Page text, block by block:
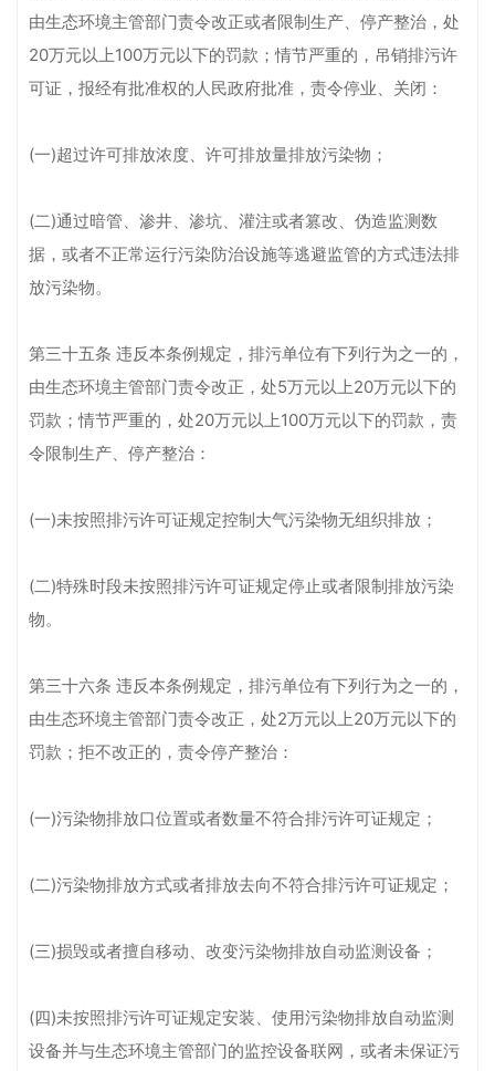
由生态环境主管部门责令改正或者限制生产、停产整治，处
20万元以上100万元以下的罚款；情节严重的，吊销排污许
可证，报经有批准权的人民政府批准，责令停业、关闭：
(一)超过许可排放浓度、许可排放量排放污染物；
(二)通过暗管、渗井、渗坑、灌注或者篡改、伪造监测数
据，或者不正常运行污染防治设施等逃避监管的方式违法排
放污染物。
第三十五条 违反本条例规定，排污单位有下列行为之一的，
由生态环境主管部门责令改正，处5万元以上20万元以下的
罚款；情节严重的，处20万元以上100万元以下的罚款，责
令限制生产、停产整治：
(一)未按照排污许可证规定控制大气污染物无组织排放；
(二)特殊时段未按照排污许可证规定停止或者限制排放污染
物。
第三十六条 违反本条例规定，排污单位有下列行为之一的，
由生态环境主管部门责令改正，处2万元以上20万元以下的
罚款；拒不改正的，责令停产整治：
(一)污染物排放口位置或者数量不符合排污许可证规定；
(二)污染物排放方式或者排放去向不符合排污许可证规定；
(三)损毁或者擅自移动、改变污染物排放自动监测设备；
(四)未按照排污许可证规定安装、使用污染物排放自动监测
设备并与生态环境主管部门的监控设备联网，或者未保证污